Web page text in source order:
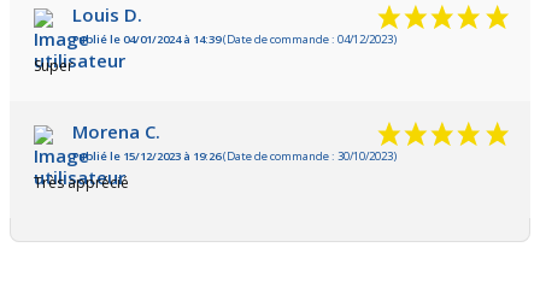
Louis D.
Publié le 04/01/2024 à 14:39(Date de commande : 04/12/2023)
Super
Morena C.
Publié le 15/12/2023 à 19:26(Date de commande : 30/10/2023)
Très apprécié